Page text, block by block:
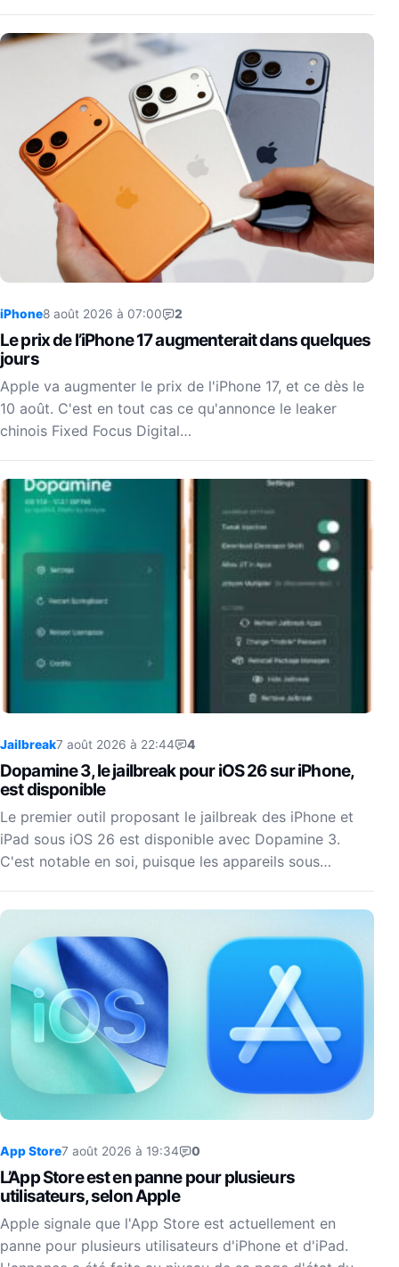
iPhone8 août 2026 à 07:00 2
Le prix de l’iPhone 17 augmenterait dans quelques
jours
Apple va augmenter le prix de l'iPhone 17, et ce dès le
10 août. C'est en tout cas ce qu'annonce le leaker
chinois Fixed Focus Digital…
Jailbreak7 août 2026 à 22:44 4
Dopamine 3, le jailbreak pour iOS 26 sur iPhone,
est disponible
Le premier outil proposant le jailbreak des iPhone et
iPad sous iOS 26 est disponible avec Dopamine 3.
C'est notable en soi, puisque les appareils sous…
App Store7 août 2026 à 19:34 0
L’App Store est en panne pour plusieurs
utilisateurs, selon Apple
Apple signale que l'App Store est actuellement en
panne pour plusieurs utilisateurs d'iPhone et d'iPad.